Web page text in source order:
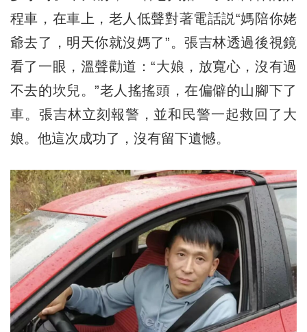
程車，在車上，老人低聲對著電話説“媽陪你姥
爺去了，明天你就沒媽了”。張吉林透過後視鏡
看了一眼，溫聲勸道：“大娘，放寬心，沒有過
不去的坎兒。”老人搖搖頭，在偏僻的山腳下了
車。張吉林立刻報警，並和民警一起救回了大
娘。他這次成功了，沒有留下遺憾。